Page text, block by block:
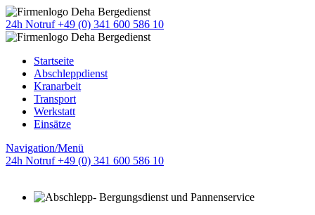
24h Notruf +49 (0) 341 600 586 10
Startseite
Abschleppdienst
Kranarbeit
Transport
Werkstatt
Einsätze
Navigation/Menü
24h Notruf +49 (0) 341 600 586 10